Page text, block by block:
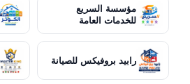
مؤسسة السريع
للخدمات العامة
رابيد بروفيكس للصيانة